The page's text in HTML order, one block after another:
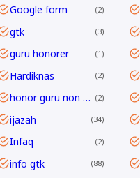
Google form 2
gtk 3
guru honorer 1
Hardiknas 2
honor guru non ASN 2
ijazah 34
Infaq 2
info gtk 88